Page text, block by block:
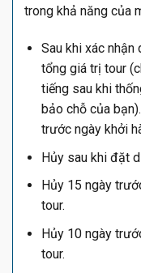
trong khả năng của
Sau khi xác
tổng giá trị tour
tiếng sau khi
bảo chỗ của
trước ngày khởi
Hủy sau khi đặt
Hủy 15 ngày
tour.
Hủy 10 ngày
tour.